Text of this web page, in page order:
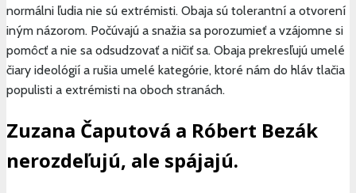
normálni ľudia nie sú extrémisti. Obaja sú tolerantní a otvorení
iným názorom. Počúvajú a snažia sa porozumieť a vzájomne si
pomôcť a nie sa odsudzovať a ničiť sa. Obaja prekresľujú umelé
čiary ideológií a rušia umelé kategórie, ktoré nám do hláv tlačia
populisti a extrémisti na oboch stranách.
Zuzana Čaputová a Róbert Bezák
nerozdeľujú, ale spájajú.